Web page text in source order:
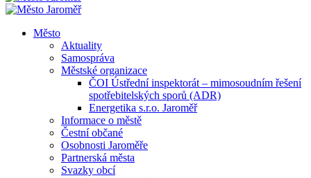
Město
Aktuality
Samospráva
Městské organizace
ČOI Ústřední inspektorát – mimosoudním řešení
spotřebitelských sporů (ADR)
Energetika s.r.o. Jaroměř
Informace o městě
Čestní občané
Osobnosti Jaroměře
Partnerská města
Svazky obcí